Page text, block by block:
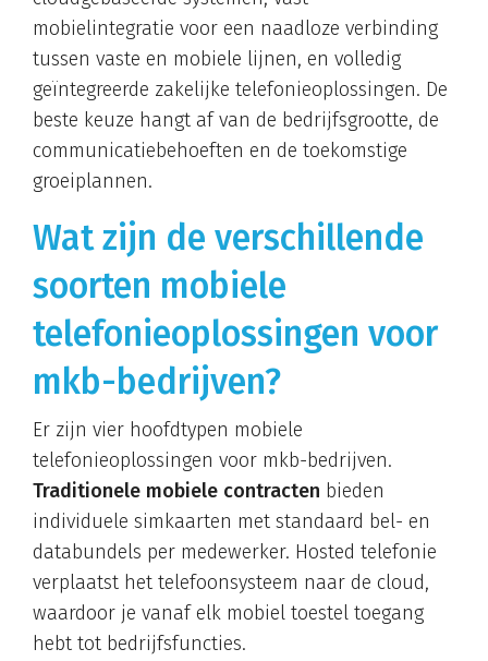
mobielintegratie voor een naadloze verbinding
tussen vaste en mobiele lijnen, en volledig
geïntegreerde zakelijke telefonieoplossingen. De
beste keuze hangt af van de bedrijfsgrootte, de
communicatiebehoeften en de toekomstige
groeiplannen.
Wat zijn de verschillende
soorten mobiele
telefonieoplossingen voor
mkb-bedrijven?
Er zijn vier hoofdtypen mobiele
telefonieoplossingen voor mkb-bedrijven.
Traditionele mobiele contracten bieden
individuele simkaarten met standaard bel- en
databundels per medewerker. Hosted telefonie
verplaatst het telefoonsysteem naar de cloud,
waardoor je vanaf elk mobiel toestel toegang
hebt tot bedrijfsfuncties.